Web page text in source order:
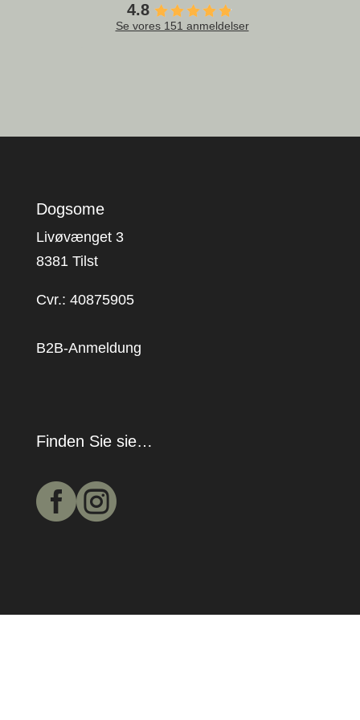
4.8
Se vores 151 anmeldelser
Dogsome
Livøvænget 3
8381 Tilst
Cvr.: 40875905
B2B-Anmeldung
Finden Sie sie…
